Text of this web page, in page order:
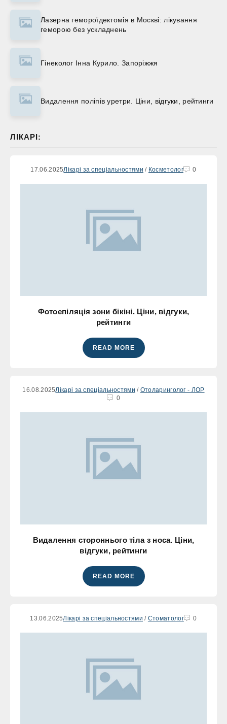
Лазерна гемороїдектомія в Москві: лікування
геморою без ускладнень
Гінеколог Інна Курило. Запоріжжя
Видалення поліпів уретри. Ціни, відгуки, рейтинги
ЛІКАРІ:
17.06.2025Лікарі за спеціальностями / Косметолог 0
Фотоепіляція зони бікіні. Ціни, відгуки,
рейтинги
READ MORE
16.08.2025Лікарі за спеціальностями / Отоларинголог - ЛОР
0
Видалення стороннього тіла з носа. Ціни,
відгуки, рейтинги
READ MORE
13.06.2025Лікарі за спеціальностями / Стоматолог 0